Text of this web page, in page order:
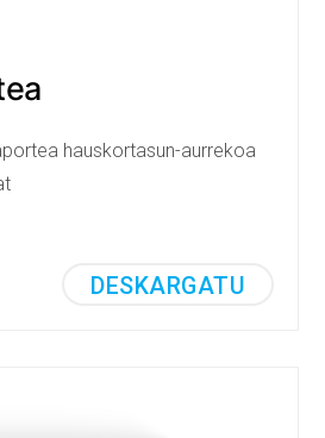
hauskortasun-aurrekoa
DESKARGATU